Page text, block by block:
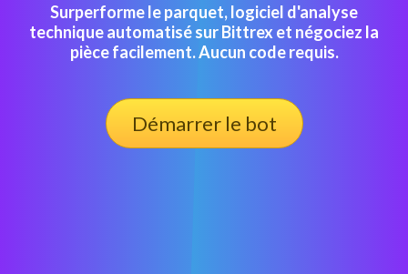
Surperforme le parquet, logiciel d'analyse
technique automatisé sur Bittrex et négociez la
pièce facilement. Aucun code requis.
Démarrer le bot